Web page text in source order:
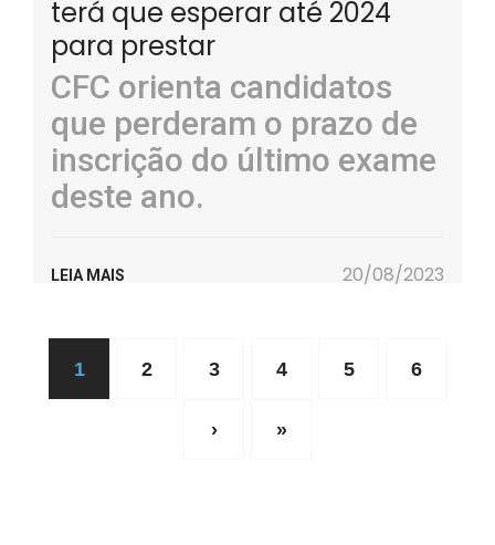
terá que esperar até 2024
para prestar
CFC orienta candidatos
que perderam o prazo de
inscrição do último exame
deste ano.
LEIA MAIS 20/08/2023
1 2 3 4 5 6
› »